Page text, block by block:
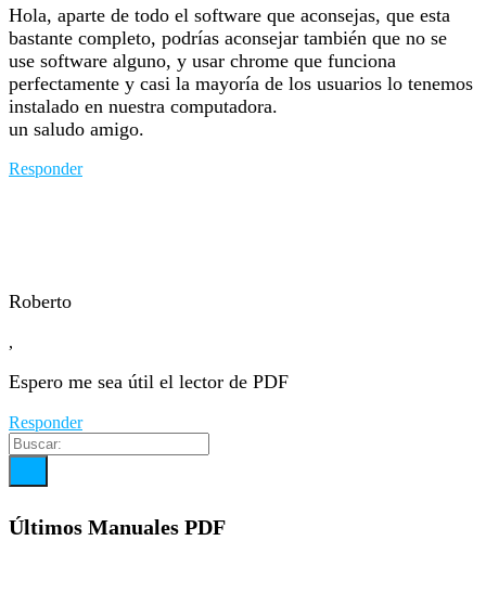
Hola, aparte de todo el software que aconsejas, que esta
bastante completo, podrías aconsejar también que no se
use software alguno, y usar chrome que funciona
perfectamente y casi la mayoría de los usuarios lo tenemos
instalado en nuestra computadora.
un saludo amigo.
Responder
Roberto
,
Espero me sea útil el lector de PDF
Responder
Últimos Manuales PDF